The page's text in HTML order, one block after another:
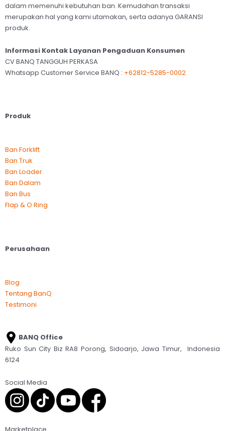
dalam memenuhi kebutuhan ban. Kemudahan transaksi
merupakan hal yang kami utamakan, serta adanya GARANSI
produk.
Informasi Kontak Layanan Pengaduan Konsumen
CV BANQ TANGGUH PERKASA
Whatsapp Customer Service BANQ : +62812-5285-0002
Produk
Ban Forklift
Ban Truk
Ban Loader
Ban Dalam
Ban Bus
Flap & O Ring
Perusahaan
Blog
Tentang BanQ
Testimoni
BANQ Office
Ruko Sun City Biz RA8 Porong, Sidoarjo, Jawa Timur, Indonesia
6124
Social Media